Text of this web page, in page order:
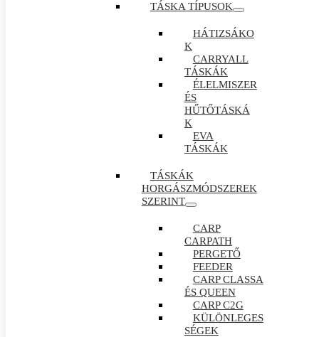
TÁSKA TÍPUSOK
HÁTIZSÁKO
K
CARRYALL
TÁSKÁK
ÉLELMISZER
ÉS
HŰTŐTÁSKÁ
K
EVA
TÁSKÁK
TÁSKÁK
HORGÁSZMÓDSZEREK
SZERINT
CARP
CARPATH
PERGETŐ
FEEDER
CARP CLASSA
ÉS QUEEN
CARP C2G
KÜLÖNLEGES
SÉGEK